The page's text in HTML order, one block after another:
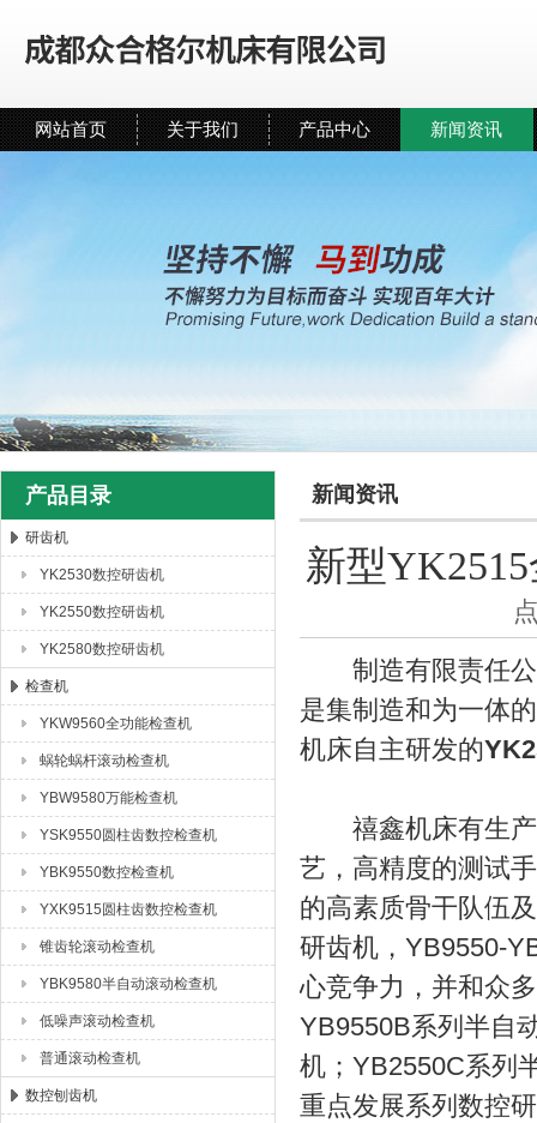
成都众合格尔机床有限公司
网站首页 关于我们 产品中心 新闻资讯
产品目录
研齿机
YK2530数控研齿机
YK2550数控研齿机
YK2580数控研齿机
检查机
YKW9560全功能检查机
蜗轮蜗杆滚动检查机
YBW9580万能检查机
YSK9550圆柱齿数控检查机
YBK9550数控检查机
YXK9515圆柱齿数控检查机
锥齿轮滚动检查机
YBK9580半自动滚动检查机
低噪声滚动检查机
普通滚动检查机
数控刨齿机
新闻资讯
新型
制造有限责任公
是集制造和为一体
机床自主研发的
禧鑫机床有生产
艺，高精度的测试
的高素质骨干队伍
研齿机，YB9550-
心竞争力，并和众
YB9550B系列半自
机；YB2550C系列
重点发展系列数控